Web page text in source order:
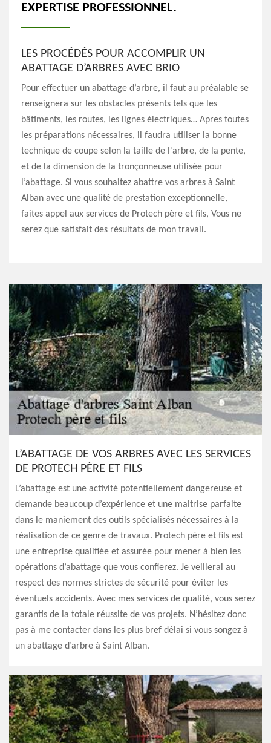
EXPERTISE PROFESSIONNEL.
LES PROCÉDÉS POUR ACCOMPLIR UN
ABATTAGE D’ARBRES AVEC BRIO
Pour effectuer un abattage d’arbre, il faut au préalable se
renseignera sur les obstacles présents tels que les
bâtiments, les routes, les lignes électriques… Apres toutes
les préparations nécessaires, il faudra utiliser la bonne
technique de coupe selon la taille de l'arbre, de la pente,
et de la dimension de la tronçonneuse utilisée pour
l’abattage. Si vous souhaitez abattre vos arbres à Saint
Alban avec une qualité de prestation exceptionnelle,
faites appel aux services de Protech père et fils, Vous ne
serez que satisfait des résultats de mon travail.
L’ABATTAGE DE VOS ARBRES AVEC LES SERVICES
DE PROTECH PÈRE ET FILS
L’abattage est une activité potentiellement dangereuse et
demande beaucoup d’expérience et une maitrise parfaite
dans le maniement des outils spécialisés nécessaires à la
réalisation de ce genre de travaux. Protech père et fils est
une entreprise qualifiée et assurée pour mener à bien les
opérations d’abattage que vous confierez. Je veillerai au
respect des normes strictes de sécurité pour éviter les
éventuels accidents. Avec mes services de qualité, vous serez
garantis de la totale réussite de vos projets. N’hésitez donc
pas à me contacter dans les plus bref délai si vous songez à
un abattage d’arbre à Saint Alban.